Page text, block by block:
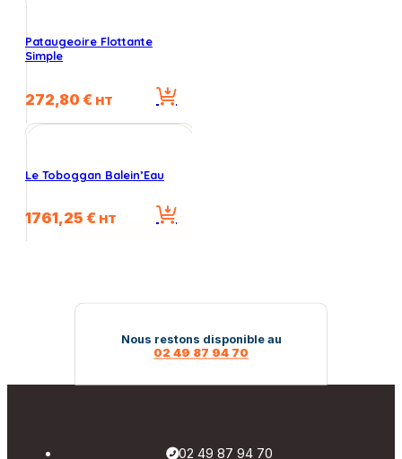
Pataugeoire Flottante
Simple
272,80€ HT
Le Toboggan Balein’Eau
1761,25 € HT
Nous restons disponible au
02 49 87 94 70
02 49 87 94 70